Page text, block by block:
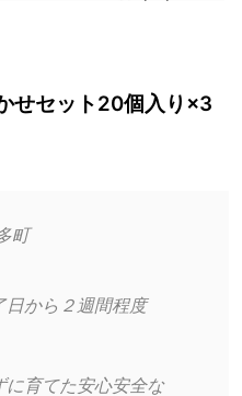
せセット20個入り×3
町
日から２週間程度
育てた安心安全な